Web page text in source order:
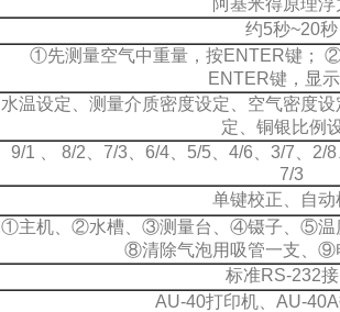
阿基米得原理浮
约5秒~20秒
①先测量空气中重量，按ENTER键；
ENTER键，显
水温设定、测量介质密度设定、空气密度
定、铜银比例
9/1 、 8/2、7/3、6/4、5/5、4/6、3/7、2/
7/3
单键校正、自动
①主机、②水槽、③测量台、④镊子、⑤温
⑧清除气泡用吸管一支、⑨
标准RS-232
AU-40打印机、AU-